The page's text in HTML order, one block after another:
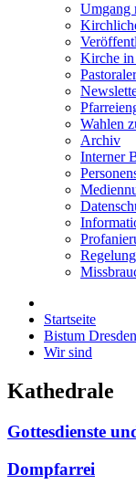
Umgang
Kirche
Wahlen
Archiv
Interner
Startseite
Bistum
Wir sind
Kathedrale
Gottesdienste
Dompfarrei